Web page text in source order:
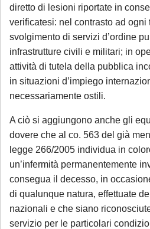
diretto di lesioni riportate in
verificatesi: nel contrasto ad
svolgimento di servizi d’ordine
infrastrutture civili e militari; in
attività di tutela della pubblica
in situazioni d’impiego
necessariamente ostili.
A ciò si aggiungono anche gli
dovere che al co. 563 del già
legge 266/2005 individua in
un’infermità permanentemente
consegua il decesso, in
di qualunque natura, effettuate
nazionali e che siano
servizio per le particolari